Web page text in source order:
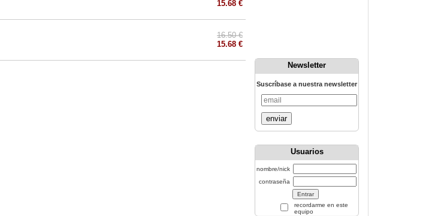
15.68 €
16.50 €
15.68 €
Newsletter
Suscríbase a nuestra newsletter
enviar
Usuarios
nombre/nick
contraseña
recordarme en este
equipo